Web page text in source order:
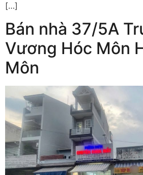
[…]
Bán nhà 37/5A
Vương Hóc Môn
Môn